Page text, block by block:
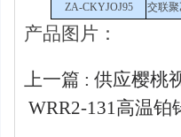
ZA-CKYJOJ95
交联
产品图片：
上一篇 : 供应樱桃
WRR2-131高温铂